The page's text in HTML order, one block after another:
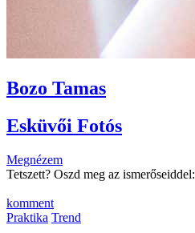
Bozo Tamas
Esküvői Fotós
Megnézem
Tetszett? Oszd meg az ismerőseiddel:
komment
Praktika Trend